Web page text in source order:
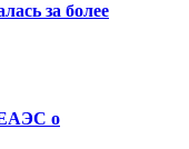
за более
ЕАЭС о